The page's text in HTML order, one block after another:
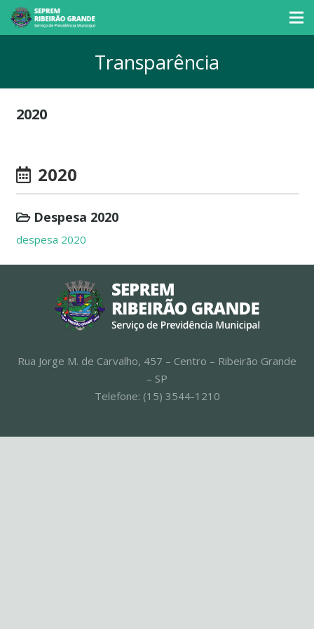
Transparência
2020
2020
Despesa 2020
despesa 2020
Rua Jorge M. de Carvalho, 457 – Centro – Ribeirão Grande
– SP
Telefone: (15) 3544-1210